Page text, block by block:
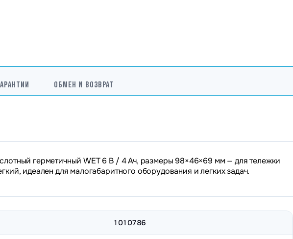
ОБМЕН И ВОЗВРАТ
герметичный WET 6 В / 4 Ач, размеры 98×46×69 мм — для тележки
идеален для малогабаритного оборудования и легких задач.
1010786